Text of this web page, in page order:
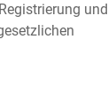
und